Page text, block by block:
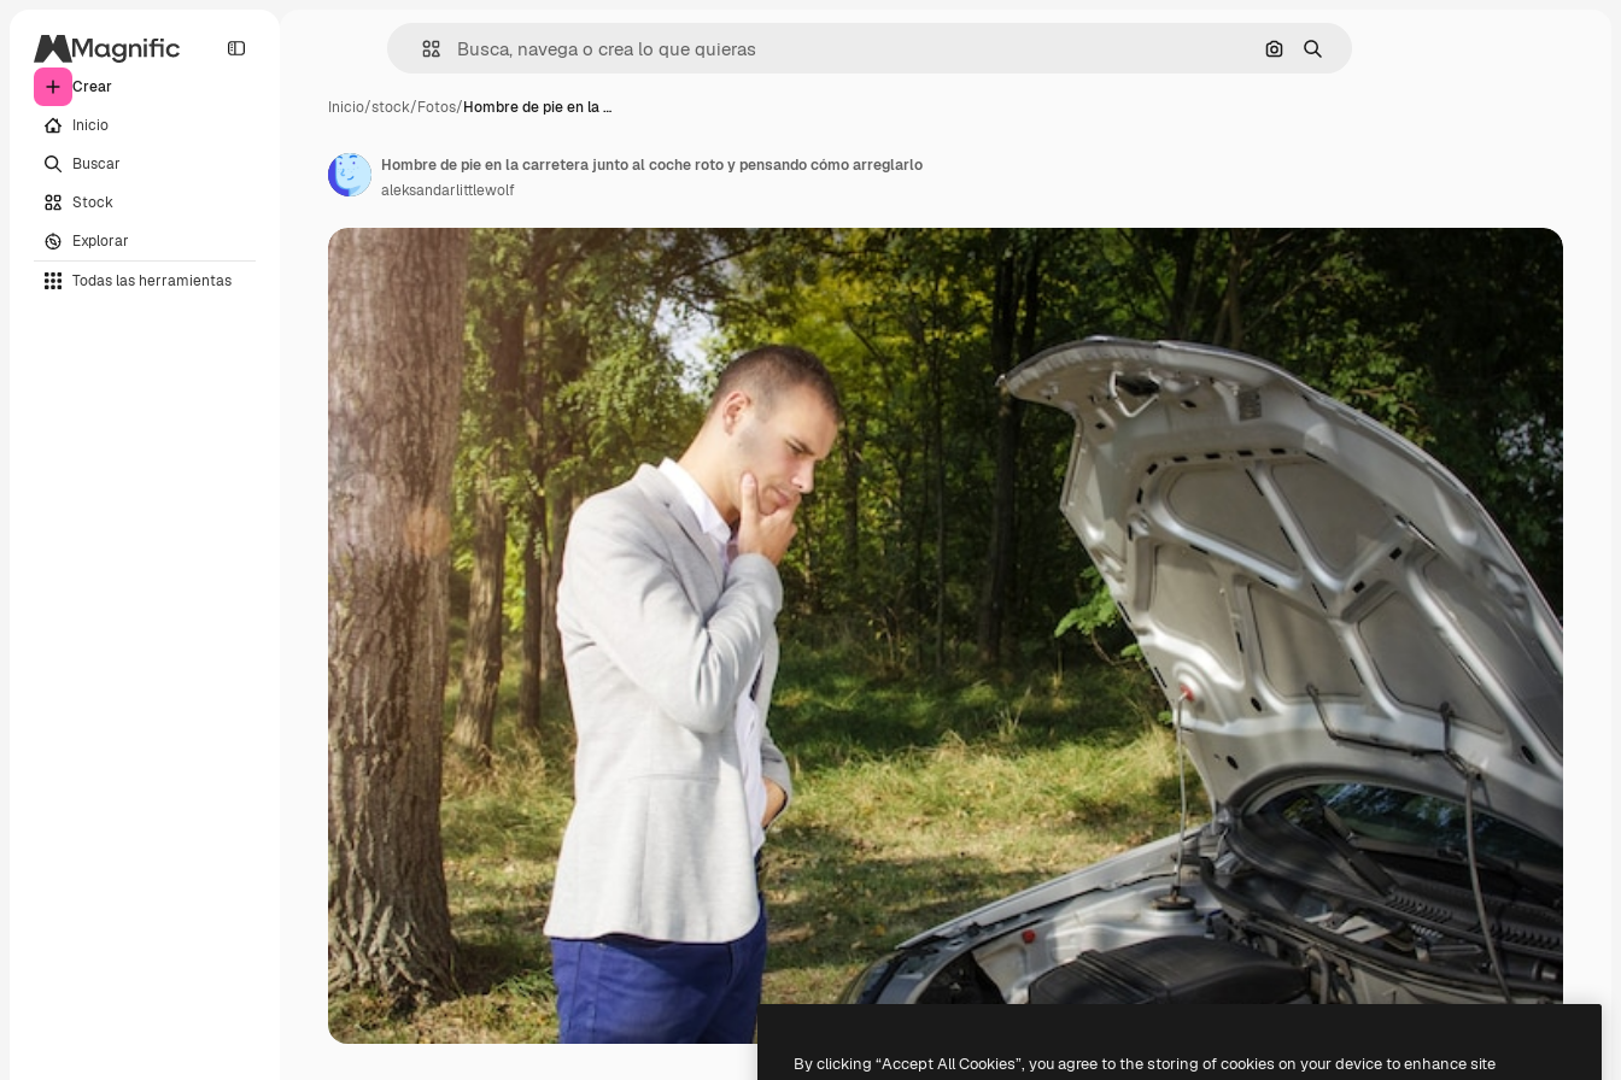
Crear
Inicio
Buscar
Stock
Explorar
Todas las herramientas
Buscar por imagen
Buscar
Inicio/stock/Fotos/Hombre de pie en la …
Hombre de pie en la carretera junto al coche roto y pensando cómo arreglarlo
aleksandarlittlewolf
By clicking “Accept All Cookies”, you agree to the storing of cookies on your device to enhance site